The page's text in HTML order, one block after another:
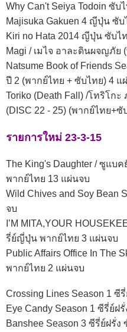
Why Can't Seiya Todoin ซั
Majisuka Gakuen 4 ญีปุ่น ซั
Kiri no Hata 2014 ญีปุ่น ซับไ
Magi / เมไจ อาละดินผจญภัย
Natsume Book of Friends
ปี 2 (พากย์ไทย + ซับไทย) 4 แ
Toriko (Death Fall) /โทริโก
(DISC 22 - 25) (พากย์ไทย+ซั
รายการใหม่ 23-3-15
The King's Daughter / ซูแบ
พากย์ไทย 13 แผ่นจบ
Wild Chives and Soy Bean
จบ
I’M MITA,YOUR
รี่ย์ญี่ปุ่น พากย์ไทย 3 แผ่นจบ
Public Affairs Office In
พากย์ไทย 2 แผ่นจบ
Crossing Lines Season 1 ซี
Eye Candy Season 1 ซีรี่ย์ฝ
Banshee Season 3 ซีรี่ย์ฝรั่ง